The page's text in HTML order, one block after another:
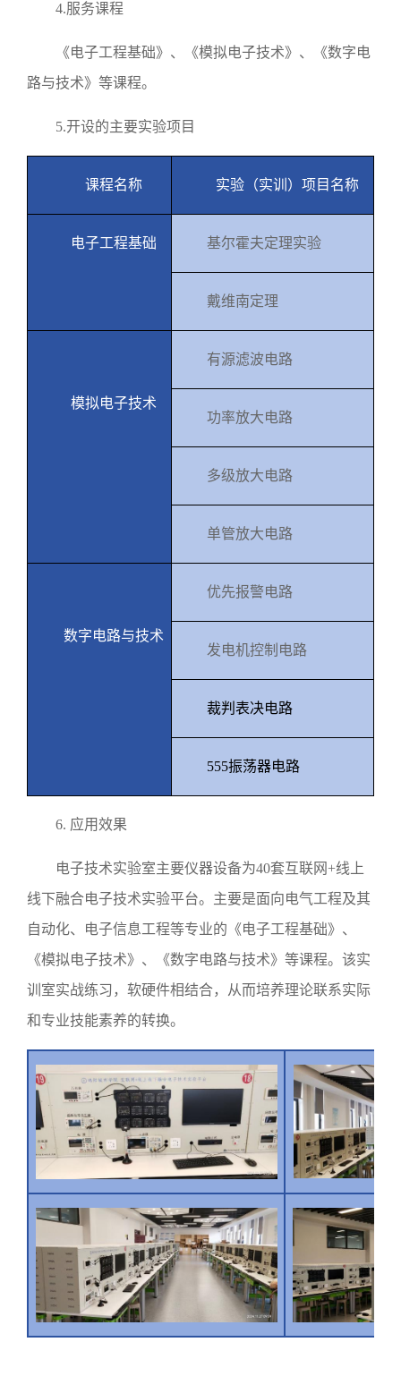
4.服务课程
《电子工程基础》、《模拟电子技术》、《数字电
路与技术》等课程。
5.开设的主要实验项目
课程名称 实验（实训）项目名称
电子工程基础 基尔霍夫定理实验
戴维南定理
模拟电子技术
有源滤波电路
功率放大电路
多级放大电路
单管放大电路
数字电路与技术
优先报警电路
发电机控制电路
裁判表决电路
555振荡器电路
6. 应用效果
电子技术实验室主要仪器设备为40套互联网+线上
线下融合电子技术实验平台。主要是面向电气工程及其
自动化、电子信息工程等专业的《电子工程基础》、
《模拟电子技术》、《数字电路与技术》等课程。该实
训室实战练习，软硬件相结合，从而培养理论联系实际
和专业技能素养的转换。